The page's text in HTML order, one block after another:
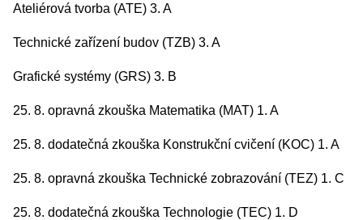
Ateliérová tvorba (ATE) 3. A
Technické zařízení budov (TZB) 3. A
Grafické systémy (GRS) 3. B
25. 8. opravná zkouška Matematika (MAT) 1. A
25. 8. dodatečná zkouška Konstrukční cvičení (KOC) 1. A
25. 8. opravná zkouška Technické zobrazování (TEZ) 1. C
25. 8. dodatečná zkouška Technologie (TEC) 1. D